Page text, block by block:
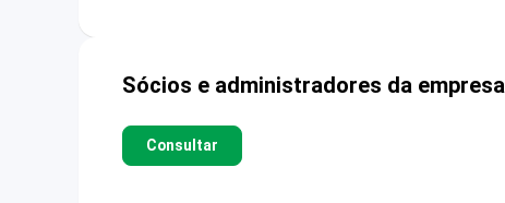
Sócios e administradores da empresa
Consultar